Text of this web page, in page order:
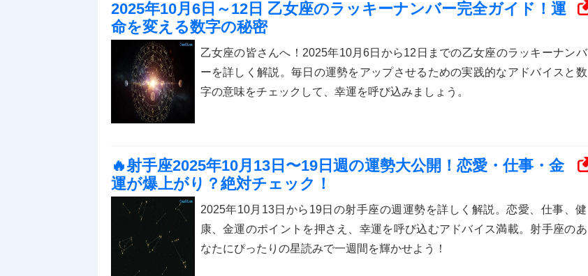
2025年10月6日～12日 乙女座のラッキーナンバー完全ガイド！運
命を変える数字の秘密
乙女座の皆さんへ！2025年10月6日から12日までの乙女座のラッキーナンバ
ーを詳しく解説。毎日の運勢をアップさせるための実践的なアドバイスと数
字の意味をチェックして、幸運を呼び込みましょう。
🔥射手座2025年10月13日〜19日週の運勢大公開！恋愛・仕事・金
運が爆上がり？絶対チェック！
2025年10月13日から19日の射手座の週運勢を詳しく解説。恋愛、仕事、健
康、金運のポイントを押さえ、幸運を呼び込むアドバイス満載。射手座のあ
なたにぴったりの星読みで一週間を輝かせよう！